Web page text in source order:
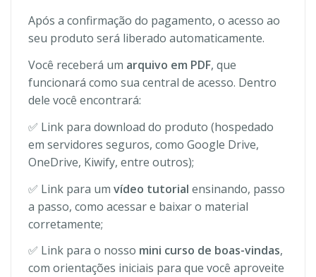
Após a confirmação do pagamento, o acesso ao
seu produto será liberado automaticamente.
Você receberá um arquivo em PDF, que
funcionará como sua central de acesso. Dentro
dele você encontrará:
✅ Link para download do produto (hospedado
em servidores seguros, como Google Drive,
OneDrive, Kiwify, entre outros);
✅ Link para um vídeo tutorial ensinando, passo
a passo, como acessar e baixar o material
corretamente;
✅ Link para o nosso mini curso de boas-vindas,
com orientações iniciais para que você aproveite